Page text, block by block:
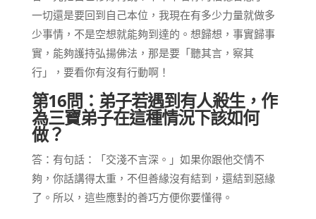
一切還是要回到自己本位，我現在有多少力量就做多
少事情，不是空想就能夠到達的。想歸想，事實歸事
實，能夠護持弘揚佛法，那是要「聽其言，察其
行」，要看你有沒有行動啊！
第16問：弟子若遇到有人殺生，作
為三寶弟子在這種情況下該如何
做？
答：有句話：「交淺不言深。」如果你跟他交情不
夠，你話講得太重，不但善緣沒有結到，還結到惡緣
了。所以，這些應對的善巧方便你要懂得。